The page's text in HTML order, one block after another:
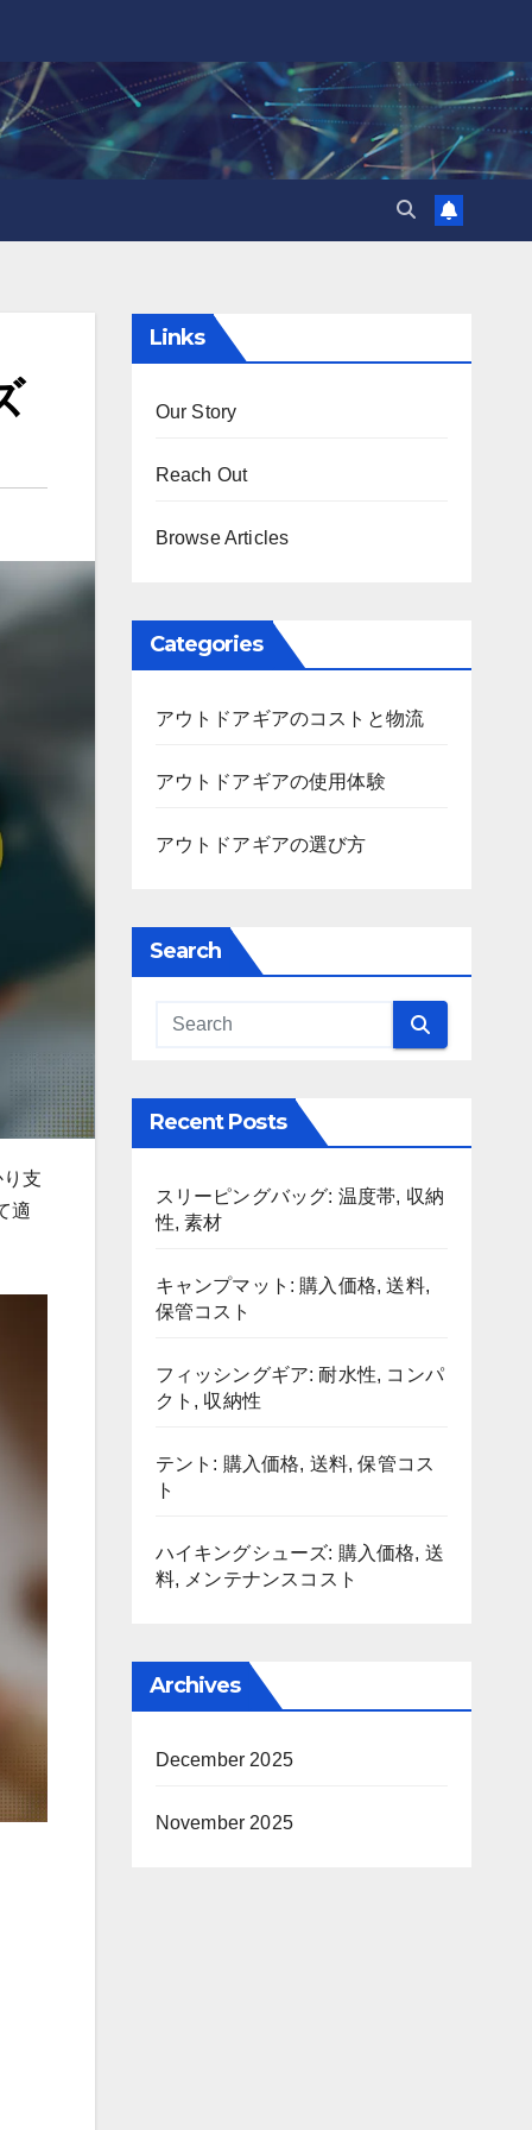
支
適
Links
Our Story
Reach Out
Browse Articles
Categories
アウトドアギアのコストと物流
アウトドアギアの使用体験
アウトドアギアの選び方
Search
Recent Posts
スリーピングバッグ: 温度帯, 収納
性, 素材
キャンプマット: 購入価格, 送料,
保管コスト
フィッシングギア: 耐水性, コンパ
クト, 収納性
テント: 購入価格, 送料, 保管コス
ト
ハイキングシューズ: 購入価格, 送
料, メンテナンスコスト
Archives
December 2025
November 2025